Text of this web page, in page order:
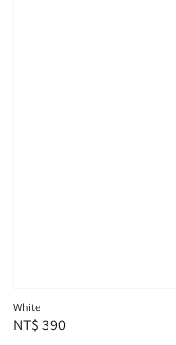
White
Regular
NT$ 390